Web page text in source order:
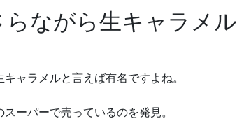
らながら生キャラメル
ャラメルと言えば有名ですよね。
スーパーで売っているのを発見。